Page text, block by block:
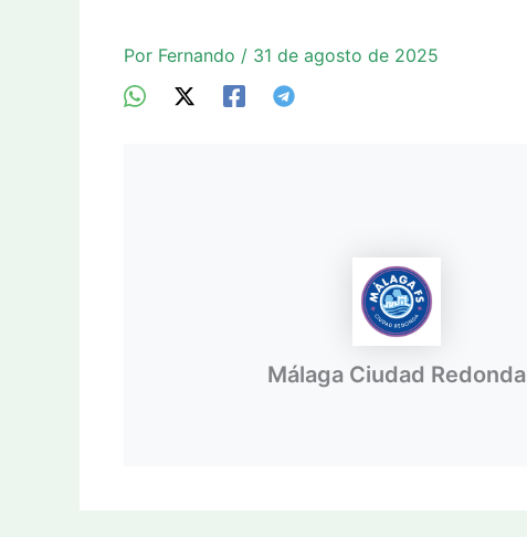
Por Fernando / 31 de agosto de 2025
Málaga Ciudad Redonda